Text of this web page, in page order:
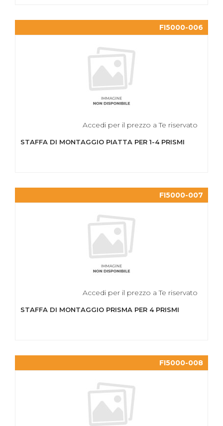
FI5000-006
Accedi per il prezzo a Te riservato
STAFFA DI MONTAGGIO PIATTA PER 1-4 PRISMI
FI5000-007
Accedi per il prezzo a Te riservato
STAFFA DI MONTAGGIO PRISMA PER 4 PRISMI
FI5000-008